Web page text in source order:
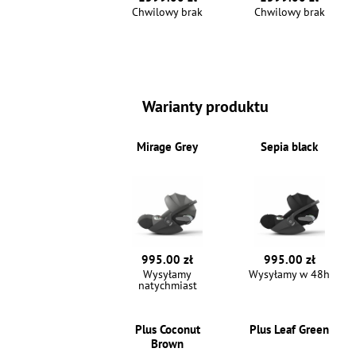
Chwilowy brak Chwilowy brak
Warianty produktu
Mirage Grey
995.00 zł
Wysyłamy
natychmiast
Sepia black
995.00 zł
Wysyłamy w 48h
Plus Coconut
Brown
Plus Leaf Green